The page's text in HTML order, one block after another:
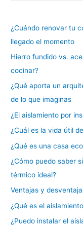
¿Cuándo renovar tu
llegado el momento
Hierro fundido vs.
cocinar?
¿Qué aporta un
de lo que imaginas
¿El aislamiento por
¿Cuál es la vida útil
¿Qué es una casa
¿Cómo puedo saber
térmico ideal?
Ventajas y
¿Qué es el
¿Puedo instalar el